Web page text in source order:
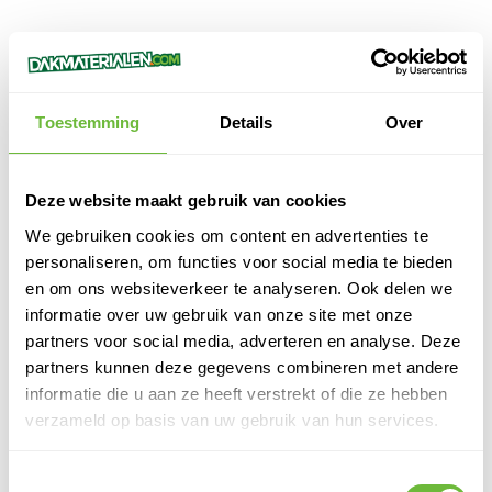
Toestemming Details Over
Deze website maakt gebruik van cookies
We gebruiken cookies om content en advertenties te
personaliseren, om functies voor social media te bieden
en om ons websiteverkeer te analyseren. Ook delen we
informatie over uw gebruik van onze site met onze
partners voor social media, adverteren en analyse. Deze
partners kunnen deze gegevens combineren met andere
informatie die u aan ze heeft verstrekt of die ze hebben
verzameld op basis van uw gebruik van hun services.
Installatieinstructies voor optimale prestaties:
Zaag de vogelschroot zorgvuldig op maat.
Bevestig devogelschrootstevig met schroeven of nagels.
TIPS EN TRUCS
Zorg ervoor dat de vogelschroot strak en uniform is
geïnstalleerd om gaten te voorkomen.
Een jaarlijkse inspectie kan helpen om te verzekeren dat de
bescherming intact blijft.
CONCLUSIE